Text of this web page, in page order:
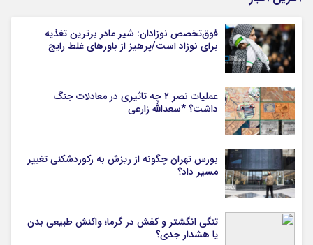
فوق‌تخصص نوزادان: شیر مادر برترین تغذیه
برای نوزاد است/پرهیز از باورهای غلط رایج
عملیات نصر ۲ چه تاثیری در معادلات جنگ
داشت؟ *سعدالله زارعی
بورس تهران چگونه از ریزش به رکوردشکنی تغییر
مسیر داد؟
تنگی انگشتر و کفش در گرما؛ واکنش طبیعی بدن
یا هشدار جدی؟